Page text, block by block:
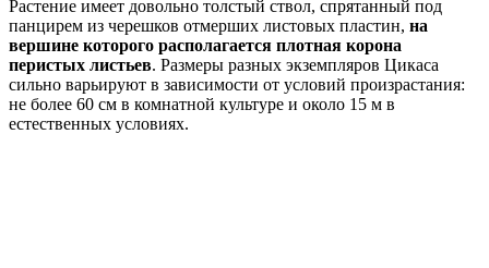
Растение имеет довольно толстый ствол, спрятанный под
панцирем из черешков отмерших листовых пластин, на
вершине которого располагается плотная корона
перистых листьев. Размеры разных экземпляров Цикаса
сильно варьируют в зависимости от условий произрастания:
не более 60 см в комнатной культуре и около 15 м в
естественных условиях.